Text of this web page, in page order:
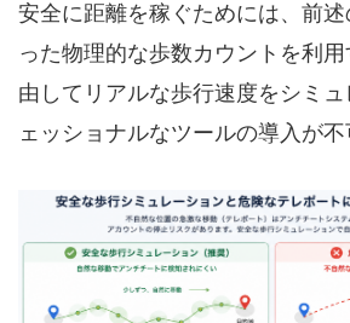
安全に距離を稼ぐためには、前
った物理的な歩数カウントを利
由してリアルな歩行速度をシミ
ェッショナルなツールの導入が不